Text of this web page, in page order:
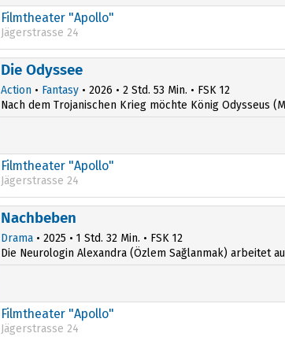
Filmtheater "Apollo"
Jägerstrasse 24
Die Odyssee
Action • Fantasy • 2026 • 2 Std. 53 Min. • FSK 12
Nach dem Trojanischen Krieg möchte König Odysseus
Filmtheater "Apollo"
Jägerstrasse 24
19:00
Nachbeben
Drama • 2025 • 1 Std. 32 Min. • FSK 12
Die Neurologin Alexandra (Özlem Sağlanmak) arbeitet
Filmtheater "Apollo"
Jägerstrasse 24